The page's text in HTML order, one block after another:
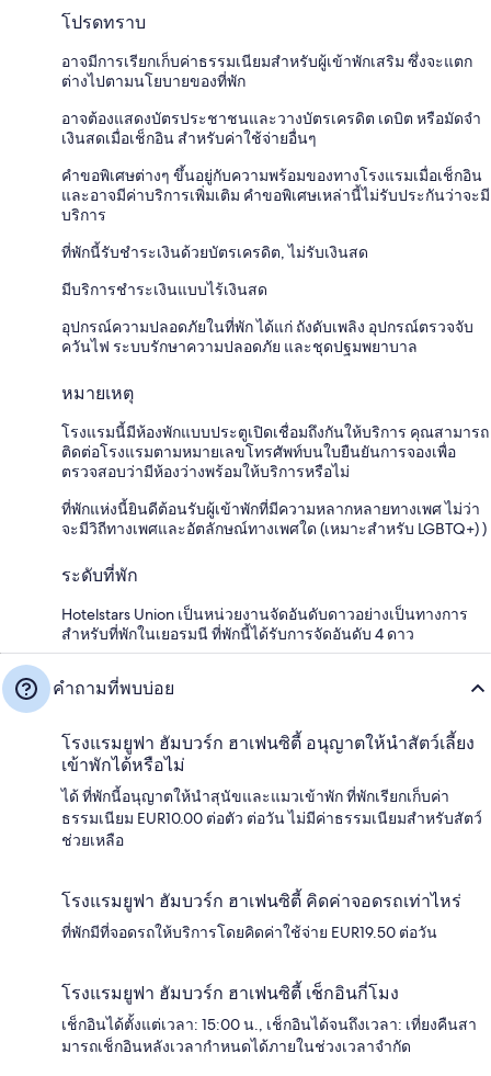
โปรดทราบ
อาจมีการเรียกเก็บค่าธรรมเนียมสำหรับผู้เข้าพักเสริม ซึ่งจะแตก
ต่างไปตามนโยบายของที่พัก
อาจต้องแสดงบัตรประชาชนและวางบัตรเครดิต เดบิต หรือมัดจำ
เงินสดเมื่อเช็กอิน สำหรับค่าใช้จ่ายอื่นๆ
คำขอพิเศษต่างๆ ขึ้นอยู่กับความพร้อมของทางโรงแรมเมื่อเช็กอิน
และอาจมีค่าบริการเพิ่มเติม คำขอพิเศษเหล่านี้ไม่รับประกันว่าจะมี
บริการ
ที่พักนี้รับชำระเงินด้วยบัตรเครดิต, ไม่รับเงินสด
มีบริการชำระเงินแบบไร้เงินสด
อุปกรณ์ความปลอดภัยในที่พัก ได้แก่ ถังดับเพลิง อุปกรณ์ตรวจจับ
ควันไฟ ระบบรักษาความปลอดภัย และชุดปฐมพยาบาล
หมายเหตุ
โรงแรมนี้มีห้องพักแบบประตูเปิดเชื่อมถึงกันให้บริการ คุณสามารถ
ติดต่อโรงแรมตามหมายเลขโทรศัพท์บนใบยืนยันการจองเพื่อ
ตรวจสอบว่ามีห้องว่างพร้อมให้บริการหรือไม่
ที่พักแห่งนี้ยินดีต้อนรับผู้เข้าพักที่มีความหลากหลายทางเพศ ไม่ว่า
จะมีวิถีทางเพศและอัตลักษณ์ทางเพศใด (เหมาะสำหรับ LGBTQ+) )
ระดับที่พัก
Hotelstars Union เป็นหน่วยงานจัดอันดับดาวอย่างเป็นทางการ
สำหรับที่พักในเยอรมนี ที่พักนี้ได้รับการจัดอันดับ 4 ดาว
คำถามที่พบบ่อย
โรงแรมยูฟา ฮัมบวร์ก ฮาเฟนซิตี้ อนุญาตให้นำสัตว์เลี้ยง
เข้าพักได้หรือไม่
ได้ ที่พักนี้อนุญาตให้นำสุนัขและแมวเข้าพัก ที่พักเรียกเก็บค่า
ธรรมเนียม EUR10.00 ต่อตัว ต่อวัน ไม่มีค่าธรรมเนียมสำหรับสัตว์
ช่วยเหลือ
โรงแรมยูฟา ฮัมบวร์ก ฮาเฟนซิตี้ คิดค่าจอดรถเท่าไหร่
ที่พักมีที่จอดรถให้บริการโดยคิดค่าใช้จ่าย EUR19.50 ต่อวัน
โรงแรมยูฟา ฮัมบวร์ก ฮาเฟนซิตี้ เช็กอินกี่โมง
เช็กอินได้ตั้งแต่เวลา: 15:00 น., เช็กอินได้จนถึงเวลา: เที่ยงคืนสา
มารถเช็กอินหลังเวลากำหนดได้ภายในช่วงเวลาจำกัด